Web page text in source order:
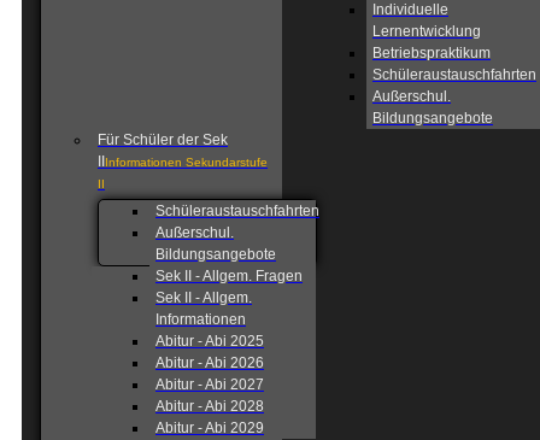
Individuelle
Lernentwicklung
Betriebspraktikum
Schüleraustauschfahrten
Außerschul.
Bildungsangebote
Für Schüler der Sek
Informationen Sekundarstufe
II
Schüleraustauschfahrten
Außerschul.
Bildungsangebote
Sek II - Allgem. Fragen
Sek II - Allgem.
Informationen
Abitur - Abi 2025
Abitur - Abi 2026
Abitur - Abi 2027
Abitur - Abi 2028
Abitur - Abi 2029